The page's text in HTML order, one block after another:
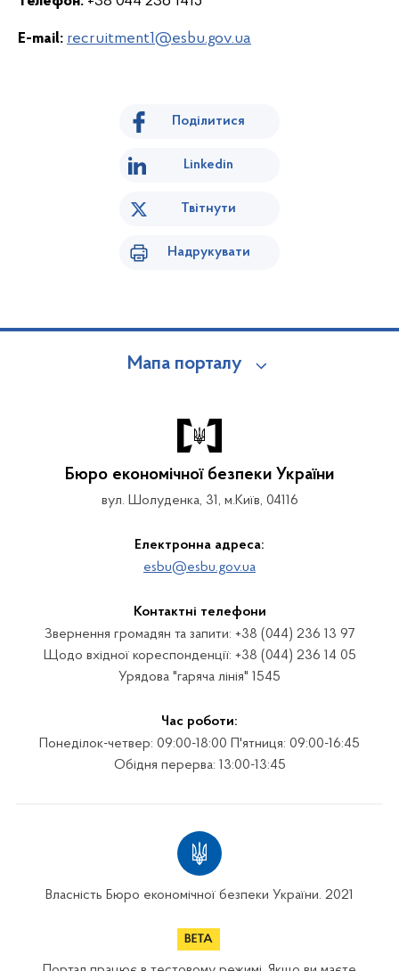
E-mail: recruitment1@esbu.gov.ua
Поділитися
Linkedin
Твітнути
Надрукувати
Мапа порталу
Бюро економічної безпеки України
вул. Шолуденка, 31, м.Київ, 04116
Електронна адреса:
esbu@esbu.gov.ua
Контактні телефони
Звернення громадян та запити: +38 (044) 236 13 97
Щодо вхідної кореспонденції: +38 (044) 236 14 05
Урядова "гаряча лінія" 1545
Час роботи:
Понеділок-четвер: 09:00-18:00 П'ятниця: 09:00-16:45
Обідня перерва: 13:00-13:45
Власність Бюро економічної безпеки України. 2021